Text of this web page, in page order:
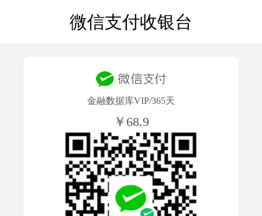
微信支付收银台
金融数据库VIP/365天
￥68.9